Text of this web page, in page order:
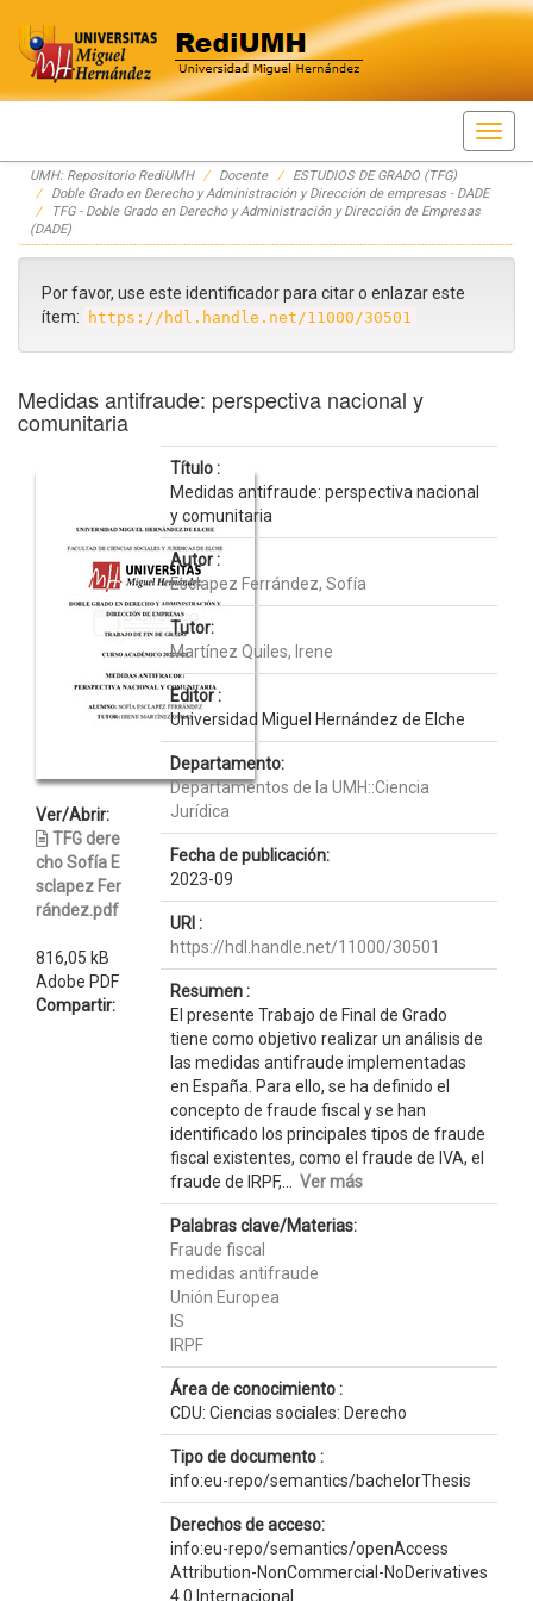
Skip
navigation
UMH: Repositorio RediUMH Docente
ESTUDIOS DE GRADO (TFG)
Doble Grado en Derecho y Administración y Dirección de empresas - DADE
TFG - Doble Grado en Derecho y Administración y Dirección de Empresas
(DADE)
Por favor, use este identificador para citar o enlazar este
ítem:
https://hdl.handle.net/11000/30501
Medidas antifraude: perspectiva nacional y
comunitaria
Ver/Abrir:
TFG dere
cho Sofía E
sclapez Fer
rández.pdf
816,05 kB
Adobe PDF
Compartir:
Título :
Medidas antifraude: perspectiva nacional
y comunitaria
Autor :
Esclapez Ferrández, Sofía
Tutor:
Martínez Quiles, Irene
Editor :
Universidad Miguel Hernández de Elche
Departamento:
Departamentos de la UMH::Ciencia
Jurídica
Fecha de publicación:
2023-09
URI :
https://hdl.handle.net/11000/30501
Resumen :
El presente Trabajo de Final de Grado
tiene como objetivo realizar un análisis de
las medidas antifraude implementadas
en España. Para ello, se ha definido el
concepto de fraude fiscal y se han
identificado los principales tipos de fraude
fiscal existentes, como el fraude de IVA, el
fraude de IRPF,... Ver más
Palabras clave/Materias:
Fraude fiscal
medidas antifraude
Unión Europea
IS
IRPF
Área de conocimiento :
CDU: Ciencias sociales: Derecho
Tipo de documento :
info:eu-repo/semantics/bachelorThesis
Derechos de acceso:
info:eu-repo/semantics/openAccess
Attribution-NonCommercial-NoDerivatives
4.0 Internacional